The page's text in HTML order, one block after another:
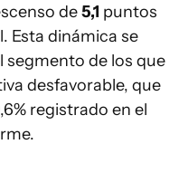
de5,1 puntos
Esta dinámica se
segmento de los que
desfavorable, que
registrado en el